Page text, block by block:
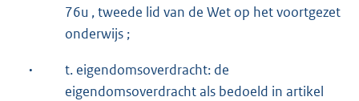
76u , tweede lid van de Wet op het voortgezet
onderwijs ;
·
t. eigendomsoverdracht: de
eigendomsoverdracht als bedoeld in artikel